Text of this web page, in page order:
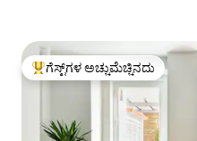
ಗೆಸ್ಟ್‌ಗಳಿಗೆ ಅತಿ ಹೆಚ್ಚು ಅಚ್ಚುಮೆಚ್ಚಿನದು
ಗೆಸ್ಟ್‌ಗಳ ಅಚ್ಚುಮೆಚ್ಚಿನದು